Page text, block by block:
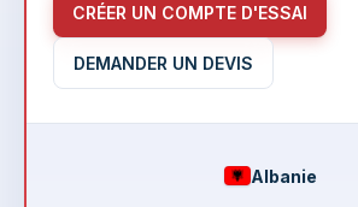
CRÉER UN COMPTE D'ESSAI
DEMANDER UN DEVIS
Albanie